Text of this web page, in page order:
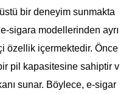
bir deneyim sunmakta
sigara modellerinden ayrı
özellik içermektedir. Önce
pil kapasitesine sahiptir v
sunar. Böylece, e-sigar